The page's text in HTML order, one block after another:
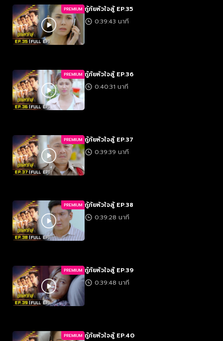
PREMIUM กู้ภัยหัวใจสู้ EP.35
0:39:43 นาที
PREMIUM กู้ภัยหัวใจสู้ EP.36
0:40:31 นาที
PREMIUM กู้ภัยหัวใจสู้ EP.37
0:39:39 นาที
PREMIUM กู้ภัยหัวใจสู้ EP.38
0:39:28 นาที
PREMIUM กู้ภัยหัวใจสู้ EP.39
0:39:48 นาที
PREMIUM กู้ภัยหัวใจสู้ EP.40